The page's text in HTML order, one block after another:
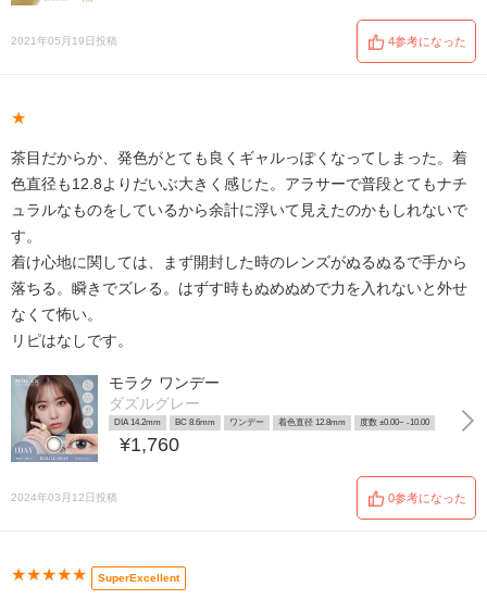
2021年05月19日投稿 4参考になった
★
茶目だからか、発色がとても良くギャルっぽくなってしまった。着
色直径も12.8よりだいぶ大きく感じた。アラサーで普段とてもナチ
ュラルなものをしているから余計に浮いて見えたのかもしれないで
す。
着け心地に関しては、まず開封した時のレンズがぬるぬるで手から
落ちる。瞬きでズレる。はずす時もぬめぬめで力を入れないと外せ
なくて怖い。
リピはなしです。
モラク ワンデー
ダズルグレー
DIA 14.2mm BC 8.6mm ワンデー 着色直径 12.8mm 度数 ±0.00~ -10.00
¥1,760
2024年03月12日投稿 0参考になった
★★★★★ SuperExcellent